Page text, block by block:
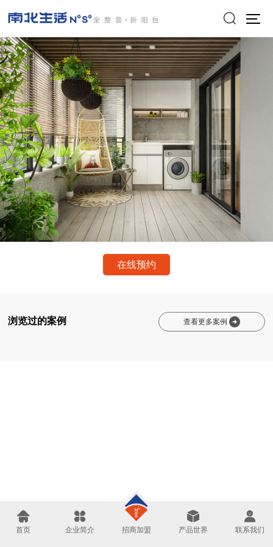

在线预约
浏览过的案例 查看更多案例 

首页

企业简介 招商加盟

产品世界

联系我们